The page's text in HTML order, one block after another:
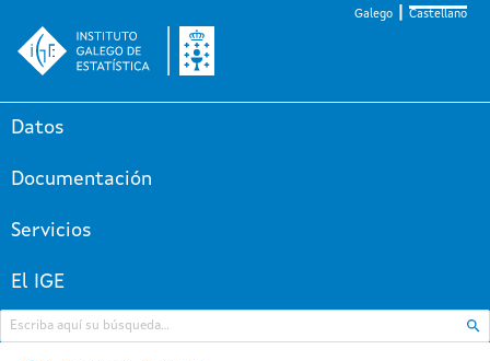
Galego Castellano
Datos
Documentación
Servicios
El IGE